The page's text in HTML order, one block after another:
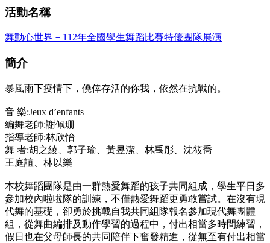
活動名稱
舞動心世界－112年全國學生舞蹈比賽特優團隊展演
簡介
暴風雨下疫情下，僥倖存活的你我，依然在抗戰的。
音 樂:Jeux d’enfants
編舞老師:謝佩珊
指導老師:林欣怡
舞 者:胡之綾、郭子瑜、黃昱潔、林禹彤、沈筱喬
王庭誼、林以樂
本校舞蹈團隊是由一群熱愛舞蹈的孩子共同組成，學生平日多
參加校內啦啦隊的訓練，不僅熱愛舞蹈更勇敢嘗試。在沒有現
代舞的基礎，卻勇於挑戰自我共同組隊報名參加現代舞團體
組，從舞曲編排及動作學習的過程中，付出相當多時間練習，
假日也在父母師長的共同陪伴下奮發精進，從無至有付出相當